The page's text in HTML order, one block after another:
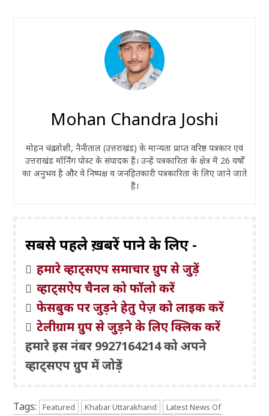
Mohan Chandra Joshi
मोहन चंद्र जोशी, नैनीताल (उत्तराखंड) के मान्यता प्राप्त वरिष्ठ पत्रकार एवं
उत्तराखंड मॉर्निंग पोस्ट के संपादक हैं। उन्हें पत्रकारिता के क्षेत्र में 26 वर्षों
का अनुभव है और वे निष्पक्ष व जनहितकारी पत्रकारिता के लिए जाने जाते
हैं।
सबसे पहले ख़बरें पाने के लिए -
हमारे व्हाट्सएप समाचार ग्रुप से जुड़ें
व्हाट्सऐप चैनल को फॉलो करें
फेसबुक पर जुड़ने हेतु पेज़ को लाइक करें
टेलीग्राम ग्रुप से जुड़ने के लिए क्लिक करें
हमारे इस नंबर 9927164214 को अपने
व्हाट्सएप ग्रुप में जोड़ें
Tags: Featured Khabar Uttarakhand
Latest News Of